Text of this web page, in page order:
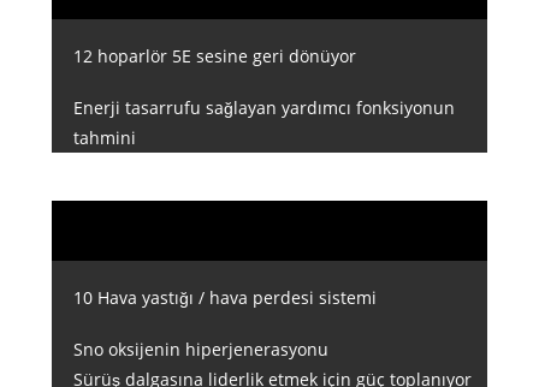
12 hoparlör 5E sesine geri dönüyor
Enerji tasarrufu sağlayan yardımcı fonksiyonun
tahmini
10 Hava yastığı / hava perdesi sistemi
Sno oksijenin hiperjenerasyonu
Sürüş dalgasına liderlik etmek için güç toplanıyor